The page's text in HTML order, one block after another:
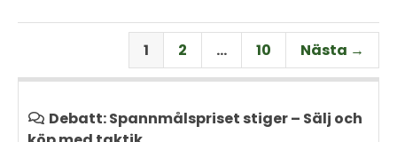
1 2 … 10 Nästa →
Debatt: Spannmålspriset stiger – Sälj och